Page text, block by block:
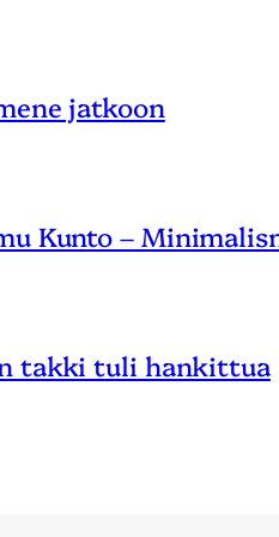
jatkoon
Kunto –
takki tuli hankittua